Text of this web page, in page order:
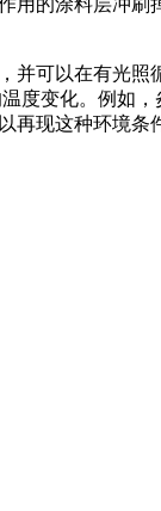
用的涂料层冲
并可以在有光
度变化。例如
再现这种环境